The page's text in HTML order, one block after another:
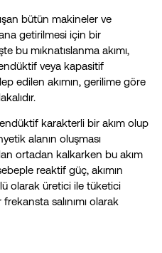
bütün makineler ve
getirilmesi için bir
bu mıknatıslanma akımı,
endüktif veya kapasitif
edilen akımın, gerilime göre
endüktif karakterli bir akım olup
alanın oluşması
ortadan kalkarken bu akım
reaktif güç, akımın
olarak üretici ile tüketici
salınımı olarak